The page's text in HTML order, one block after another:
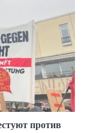
против